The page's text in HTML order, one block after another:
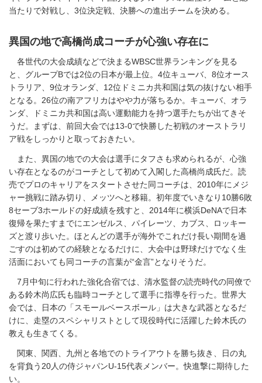
当たりで対戦し、3位決定戦、決勝への進出チームを決める。
異国の地で高橋尚成コーチが心強い存在に
各世代の大会成績などで決まるWBSC世界ランキングを見る
と、グループBでは2位の日本が最上位。4位キューバ、8位オース
トラリア、9位オランダ、12位ドミニカ共和国は気の抜けない相手
となる。26位の南アフリカはやや力が落ちるか。キューバ、オラ
ンダ、ドミニカ共和国は高い運動能力を持つ選手たちが出てきそ
うだ。まずは、前回大会では13-0で快勝した初戦のオーストラリ
ア戦をしっかりと取っておきたい。
また、異国の地での大会は選手にタフさも求められるが、心強
い存在となるのがコーチとして初めて入閣した高橋尚成氏だ。読
売でプロのキャリアをスタートさせた同コーチは、2010年にメジ
ャー挑戦に踏み切り、メッツへと移籍。初年度でいきなり10勝6敗
8セーブ3ホールドの好成績を残すと、2014年に横浜DeNAで日本
復帰を果たすまでにエンゼルス、パイレーツ、カブス、ロッキー
ズと渡り歩いた。ほとんどの選手が海外でこれだけ長い期間を過
ごすのは初めての経験となるだけに、大会中は野球だけでなく生
活面においても同コーチの言葉が“金言”となりそうだ。
7月中旬に行われた強化合宿では、清水監督の読売時代の同僚で
ある鈴木尚広氏も臨時コーチとして選手に指導を行った。世界大
会では、日本の「スモールベースボール」は大きな武器となるだ
けに、走塁のスペシャリストとして現役時代に活躍した鈴木氏の
教えも生きてくる。
関東、関西、九州と各地でのトライアウトを勝ち抜き、日の丸
を背負う20人の侍ジャパンU-15代表メンバー。快進撃に期待した
い。